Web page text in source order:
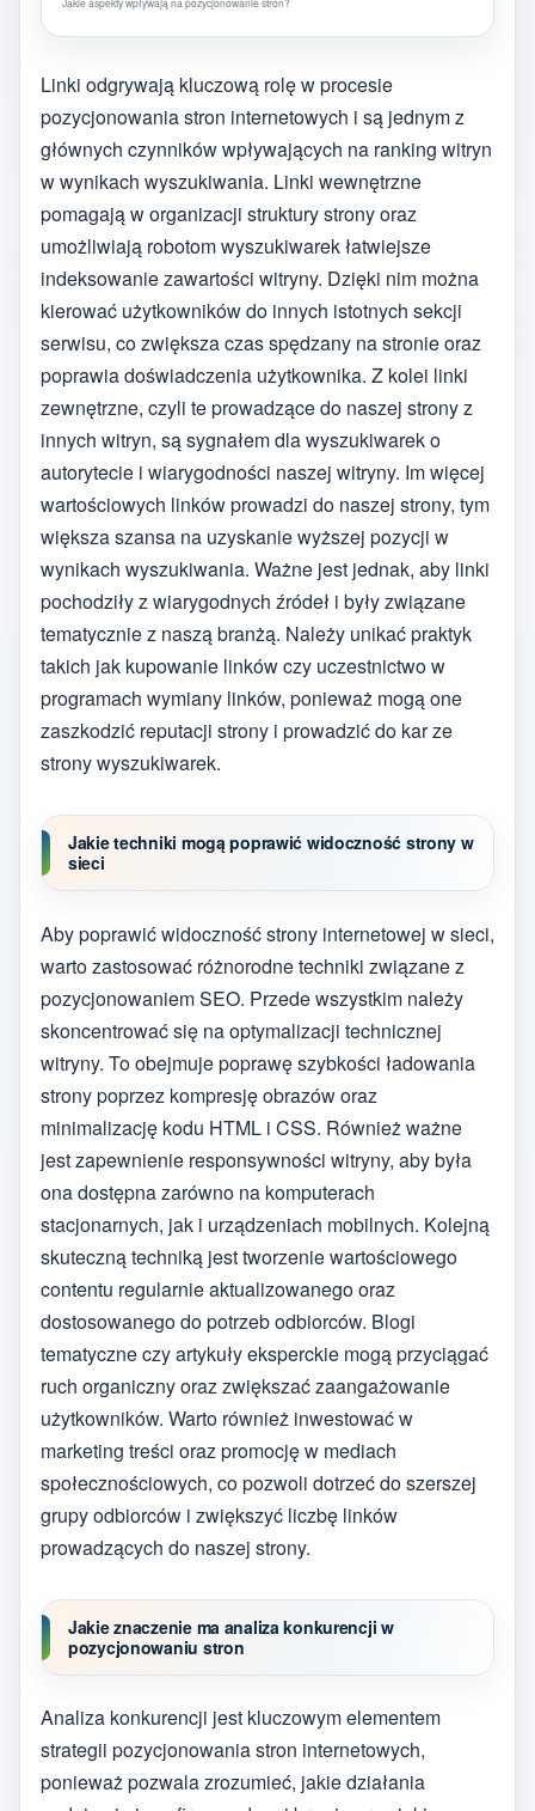
Linki odgrywają kluczową rolę w procesie
pozycjonowania stron internetowych i są jednym z
głównych czynników wpływających na ranking witryn
w wynikach wyszukiwania. Linki wewnętrzne
pomagają w organizacji struktury strony oraz
umożliwiają robotom wyszukiwarek łatwiejsze
indeksowanie zawartości witryny. Dzięki nim można
kierować użytkowników do innych istotnych sekcji
serwisu, co zwiększa czas spędzany na stronie oraz
poprawia doświadczenia użytkownika. Z kolei linki
zewnętrzne, czyli te prowadzące do naszej strony z
innych witryn, są sygnałem dla wyszukiwarek o
autorytecie i wiarygodności naszej witryny. Im więcej
wartościowych linków prowadzi do naszej strony, tym
większa szansa na uzyskanie wyższej pozycji w
wynikach wyszukiwania. Ważne jest jednak, aby linki
pochodziły z wiarygodnych źródeł i były związane
tematycznie z naszą branżą. Należy unikać praktyk
takich jak kupowanie linków czy uczestnictwo w
programach wymiany linków, ponieważ mogą one
zaszkodzić reputacji strony i prowadzić do kar ze
strony wyszukiwarek.
Jakie techniki mogą poprawić widoczność strony w
sieci
Aby poprawić widoczność strony internetowej w sieci,
warto zastosować różnorodne techniki związane z
pozycjonowaniem SEO. Przede wszystkim należy
skoncentrować się na optymalizacji technicznej
witryny. To obejmuje poprawę szybkości ładowania
strony poprzez kompresję obrazów oraz
minimalizację kodu HTML i CSS. Również ważne
jest zapewnienie responsywności witryny, aby była
ona dostępna zarówno na komputerach
stacjonarnych, jak i urządzeniach mobilnych. Kolejną
skuteczną techniką jest tworzenie wartościowego
contentu regularnie aktualizowanego oraz
dostosowanego do potrzeb odbiorców. Blogi
tematyczne czy artykuły eksperckie mogą przyciągać
ruch organiczny oraz zwiększać zaangażowanie
użytkowników. Warto również inwestować w
marketing treści oraz promocję w mediach
społecznościowych, co pozwoli dotrzeć do szerszej
grupy odbiorców i zwiększyć liczbę linków
prowadzących do naszej strony.
Jakie znaczenie ma analiza konkurencji w
pozycjonowaniu stron
Analiza konkurencji jest kluczowym elementem
strategii pozycjonowania stron internetowych,
ponieważ pozwala zrozumieć, jakie działania